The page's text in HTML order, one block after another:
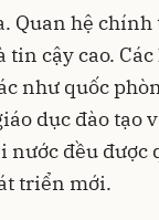
Quan hệ
tin cậy cao.
như quốc
dục đào tạo
nước đều được
triển mới.